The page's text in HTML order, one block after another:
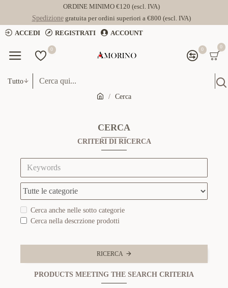
ORDINE MINIMO €120 (escl. IVA)
Spedizionegratuita per ordini superiori a €800 (escl. IVA)
ACCEDI
REGISTRATI ACCOUNT
0 0 0
Tutto
Cerca
CERCA
CRITERI DI RICERCA
Cerca anche nelle sotto categorie
Cerca nella descrzione prodotti
RICERCA
PRODUCTS MEETING THE SEARCH CRITERIA